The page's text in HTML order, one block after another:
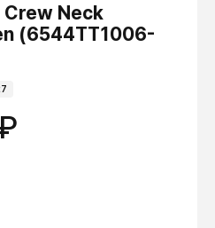
Crew Neck
(6544TT1006-